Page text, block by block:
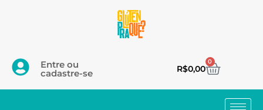
Entre ou
cadastre-se R$0,00
0